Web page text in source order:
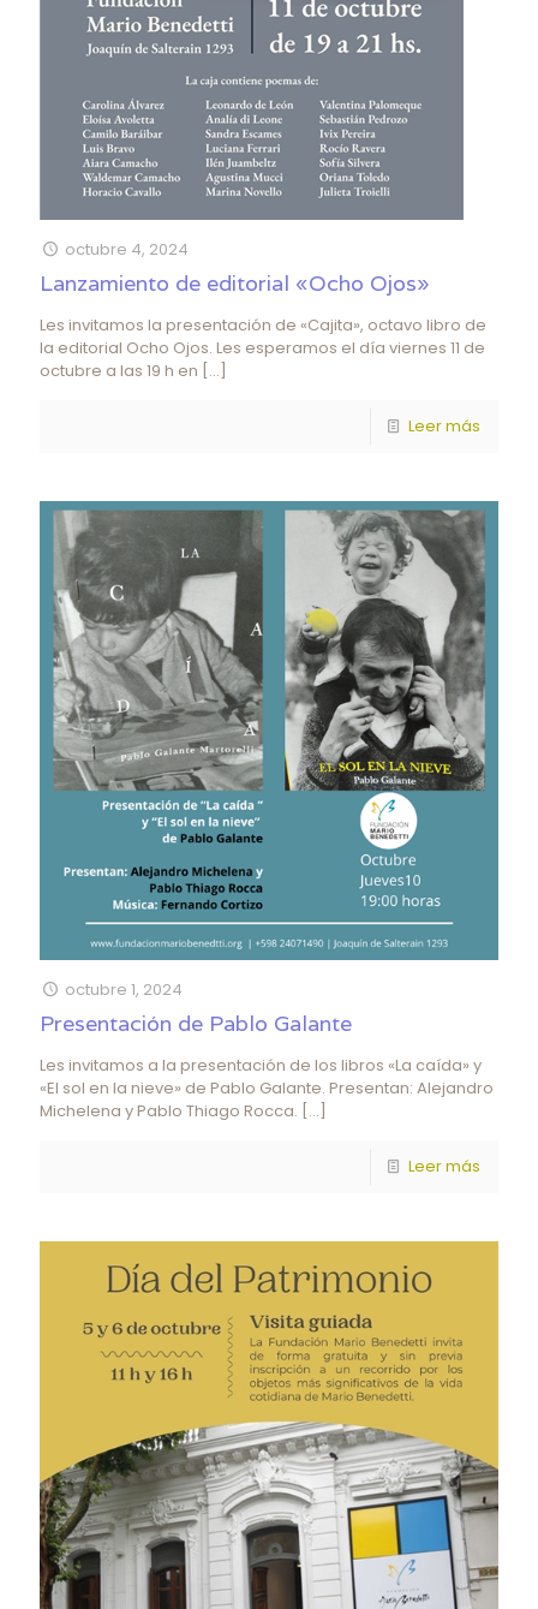
octubre 4, 2024
Lanzamiento de editorial «Ocho Ojos»
Les invitamos la presentación de «Cajita», octavo libro de
la editorial Ocho Ojos. Les esperamos el día viernes 11 de
octubre a las 19 h en […]
Leer más
octubre 1, 2024
Presentación de Pablo Galante
Les invitamos a la presentación de los libros «La caída» y
«El sol en la nieve» de Pablo Galante. Presentan: Alejandro
Michelena y Pablo Thiago Rocca. […]
Leer más